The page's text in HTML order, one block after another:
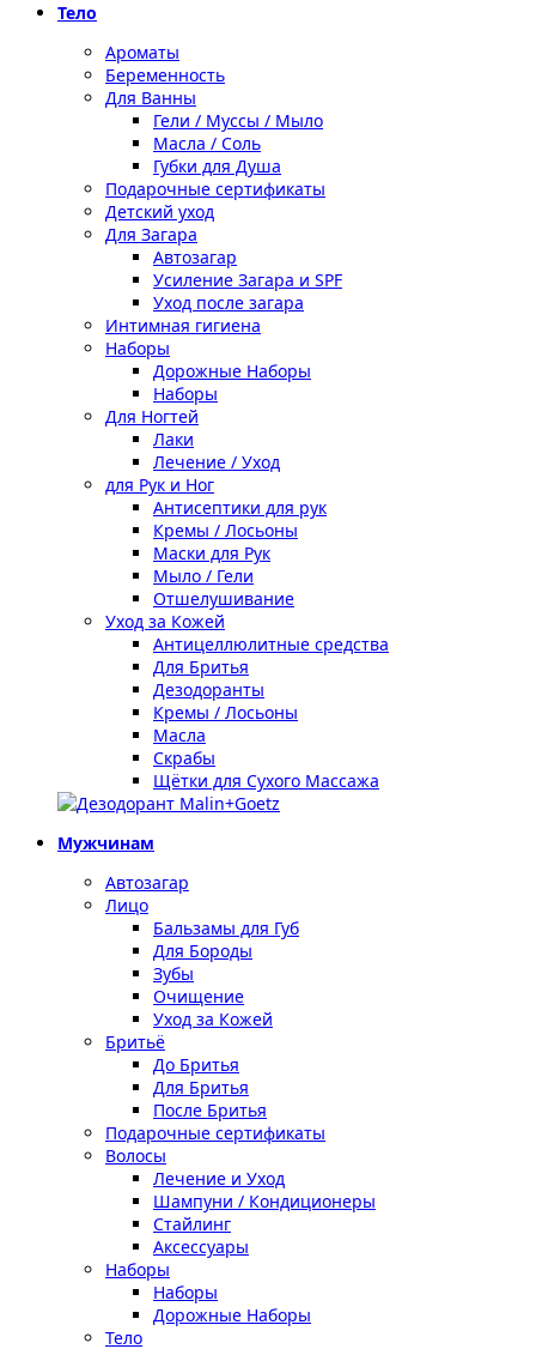
Тело
Ароматы
Беременность
Для Ванны
Гели / Муссы / Мыло
Масла / Соль
Губки для Душа
Подарочные сертификаты
Детский уход
Для Загара
Автозагар
Усиление Загара и SPF
Уход после загара
Интимная гигиена
Наборы
Дорожные Наборы
Наборы
Для Ногтей
Лаки
Лечение / Уход
для Рук и Ног
Антисептики для рук
Кремы / Лосьоны
Маски для Рук
Мыло / Гели
Отшелушивание
Уход за Кожей
Антицеллюлитные средства
Для Бритья
Дезодоранты
Кремы / Лосьоны
Масла
Скрабы
Щётки для Сухого Массажа
Мужчинам
Автозагар
Лицо
Бальзамы для Губ
Для Бороды
Зубы
Очищение
Уход за Кожей
Бритьё
До Бритья
Для Бритья
После Бритья
Подарочные сертификаты
Волосы
Лечение и Уход
Шампуни / Кондиционеры
Стайлинг
Аксессуары
Наборы
Наборы
Дорожные Наборы
Тело